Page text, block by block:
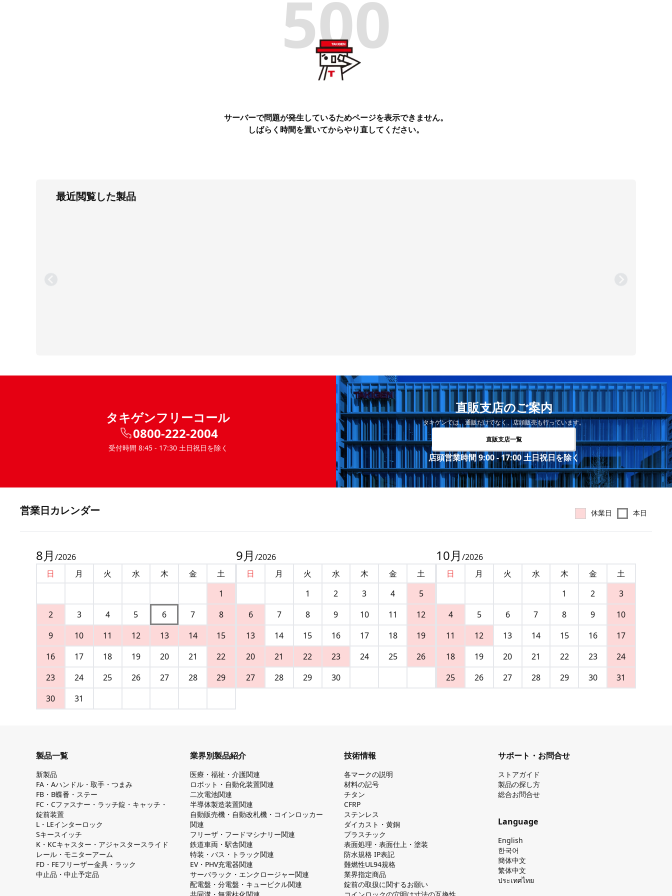
500
サーバーで問題が発生しているためページを表示できません。
しばらく時間を置いてからやり直してください。
最近閲覧した製品
タキゲンフリーコール
0800-222-2004
受付時間 8:45 - 17:30 土日祝日を除く
直販支店のご案内
タキゲンでは、通販だけでなく、店頭販売も行っています。
直販支店一覧
店頭営業時間 9:00 - 17:00 土日祝日を除く
営業⽇カレンダー 休業日 本日
8月 /2026
日
月 火 水 木 金
土
1
2
3 4 5 6 7
8
9
10 11 12 13 14
15
16
17 18 19 20 21
22
23
24 25 26 27 28
29
30
31
9月 /2026
日
月 火 水 木 金
土
1
2 3 4
5
6
7 8 9 10 11
12
13
14 15 16 17 18
19
20
21 22 23 24 25
26
27
28 29 30
10月 /2026
日
月 火 水 木 金
土
1
2
3
4
5 6 7 8 9
10
11
12 13 14 15 16
17
18
19 20 21 22 23
24
25
26 27 28 29 30 31
製品一覧
新製品
FA・Aハンドル・取手・つまみ
FB・B蝶番・ステー
FC・Cファスナー・ラッチ錠・キャッチ・
錠前装置
L・LEインターロック
Sキースイッチ
K・KCキャスター・アジャスタースライド
レール・モニターアーム
FD・FEフリーザー金具・ラック
中止品・中止予定品
業界別製品紹介
医療・福祉・介護関連
ロボット・自動化装置関連
二次電池関連
半導体製造装置関連
自動販売機・自動改札機・コインロッカー
関連
フリーザ・フードマシナリー関連
鉄道車両・駅舎関連
特装・バス・トラック関連
EV・PHV充電器関連
サーバラック・エンクロージャー関連
配電盤・分電盤・キュービクル関連
技術情報
各マークの説明
材料の記号
チタン
CFRP
ステンレス
ダイカスト・⻩銅
プラスチック
表面処理・表面仕上・塗装
防⽔規格 IP表記
難燃性UL94規格
業界指定商品
錠前の取扱に関するお願い
サポート・お問合せ
ストアガイド
製品の探し⽅
総合お問合せ
Language
English
한국어
簡体中文
繁体中文
ประเทศไทย